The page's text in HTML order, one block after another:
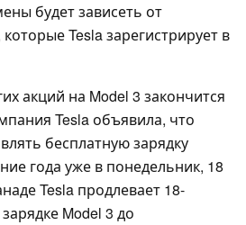
будет зависеть от
Tesla зарегистрирует в
акций на Model 3 закончится
Tesla объявила, что
бесплатную зарядку
года уже в понедельник, 18
Tesla продлевает 18-
Model 3 до